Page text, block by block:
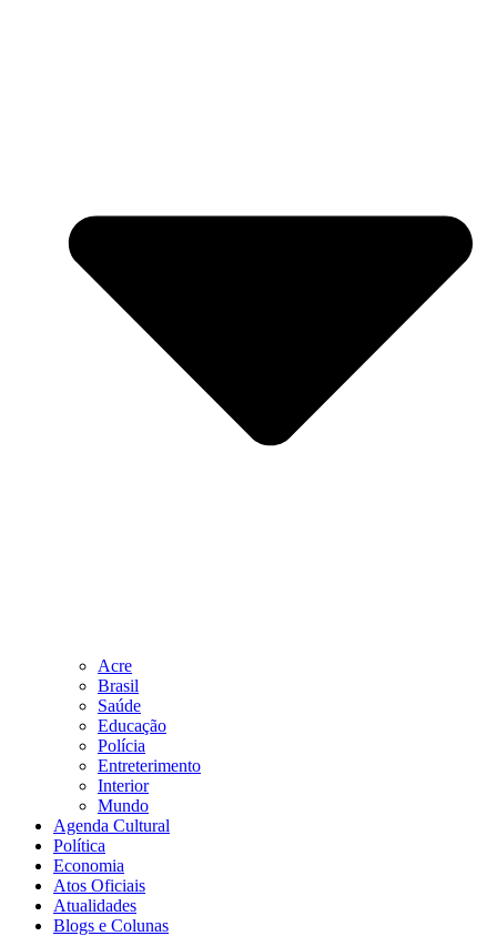
Acre
Brasil
Saúde
Educação
Polícia
Entreterimento
Interior
Mundo
Agenda Cultural
Política
Economia
Atos Oficiais
Atualidades
Blogs e Colunas